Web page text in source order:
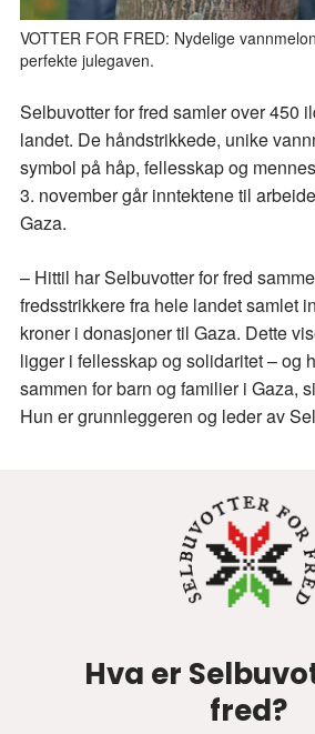
VOTTER FOR FRED: Nydelige
perfekte julegaven.
Selbuvotter for fred samler over 450
landet. De håndstrikkede, unike
symbol på håp, fellesskap og
3. november går inntektene til
Gaza.
– Hittil har Selbuvotter for fred
fredsstrikkere fra hele landet samlet
kroner i donasjoner til Gaza. Dette
ligger i fellesskap og solidaritet – og
sammen for barn og familier i Gaza,
Hun er grunnleggeren og leder av
Hva er
fred?